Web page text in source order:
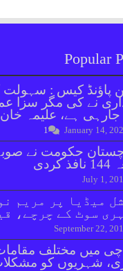
Popular
پاؤنڈ کیس :
نے کی مگر سزا
ہے، علیمہ خان
January 14,
1
حکومت نے
کردی
July 1,
میڈیا پر مریم
سوٹ کے چرچے،
September 22,
میں مختلف
شہریوں کو